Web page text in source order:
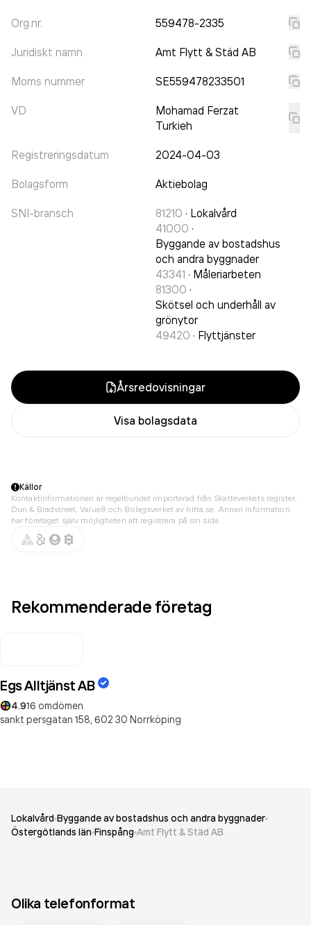
Org.nr. 559478-2335
Juridiskt namn Amt Flytt & Städ AB
Moms nummer SE559478233501
VD
Mohamad Ferzat
Turkieh
Registreringsdatum 2024-04-03
Bolagsform Aktiebolag
SNI-bransch 81210 · Lokalvård
41000 ·
Byggande av bostadshus
och andra byggnader
43341 · Måleriarbeten
81300 ·
Skötsel och underhåll av
grönytor
49420 · Flyttjänster
Årsredovisningar
Visa bolagsdata
Källor
Kontaktinformationen är regelbundet importerad från Skatteverkets register,
Dun & Bradstreet, Value8 och Bolagsverket av hitta.se. Annan information
har företaget själv möjligheten att registrera på sin sida.
Rekommenderade företag
Egs Alltjänst AB
4.916 omdömen
sankt persgatan 158, 602 30 Norrköping
Lokalvård Byggande av bostadshus och andra byggnader
Östergötlands län Finspång Amt Flytt & Städ AB
Olika telefonformat